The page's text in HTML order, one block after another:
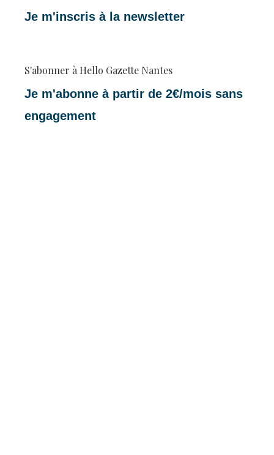
Je m'inscris à la newsletter
S'abonner à Hello Gazette Nantes
Je m'abonne à partir de 2€/mois sans
engagement